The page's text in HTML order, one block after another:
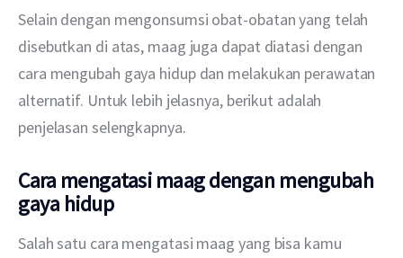
Selain dengan mengonsumsi obat-obatan yang telah
disebutkan di atas, maag juga dapat diatasi dengan
cara mengubah gaya hidup dan melakukan perawatan
alternatif. Untuk lebih jelasnya, berikut adalah
penjelasan selengkapnya.
Cara mengatasi maag dengan mengubah
gaya hidup
Salah satu cara mengatasi maag yang bisa kamu